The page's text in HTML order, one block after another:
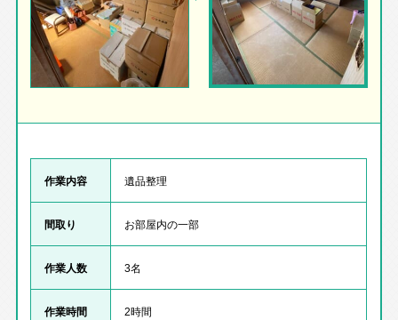
作業内容 遺品整理
間取り お部屋内の一部
作業人数 3名
作業時間 2時間